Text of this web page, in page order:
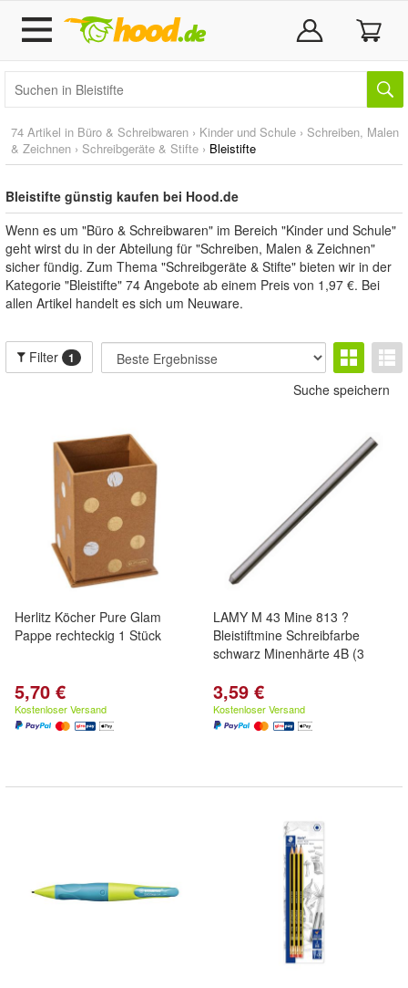
74 Artikel in Büro & Schreibwaren › Kinder und Schule › Schreiben, Malen
& Zeichnen › Schreibgeräte & Stifte › Bleistifte
Bleistifte günstig kaufen bei Hood.de
Wenn es um "Büro & Schreibwaren" im Bereich "Kinder und Schule"
geht wirst du in der Abteilung für "Schreiben, Malen & Zeichnen"
sicher fündig. Zum Thema "Schreibgeräte & Stifte" bieten wir in der
Kategorie "Bleistifte" 74 Angebote ab einem Preis von 1,97 €. Bei
allen Artikel handelt es sich um Neuware.
Filter 1
Suche speichern
Herlitz Köcher Pure Glam
Pappe rechteckig 1 Stück
5,70 €
Kostenloser Versand
LAMY M 43 Mine 813 ?
Bleistiftmine Schreibfarbe
schwarz Minenhärte 4B (3
3,59 €
Kostenloser Versand